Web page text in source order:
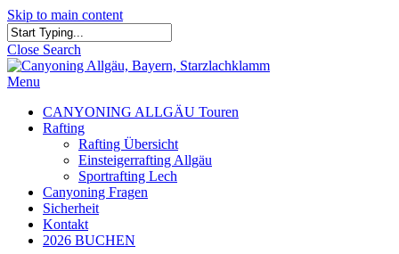
Skip to main content
Close Search
Menu
CANYONING ALLGÄU Touren
Rafting
Rafting Übersicht
Einsteigerrafting Allgäu
Sportrafting Lech
Canyoning Fragen
Sicherheit
Kontakt
2026 BUCHEN